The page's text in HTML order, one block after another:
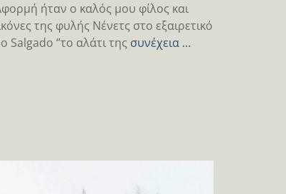
ήταν ο καλός μου φίλος και
της φυλής Νένετς στο εξαιρετικό
‘’το αλάτι της συνέχεια …